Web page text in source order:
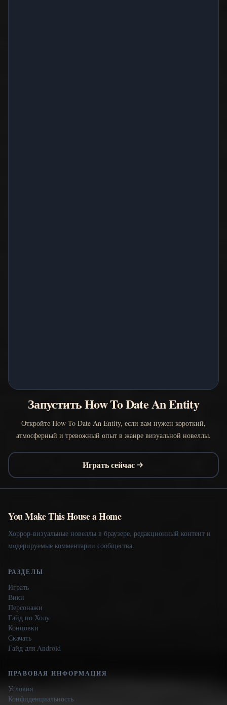
Запустить How To Date An Entity
Откройте How To Date An Entity, если вам нужен короткий,
атмосферный и тревожный опыт в жанре визуальной новеллы.
Играть сейчас
You Make This House a Home
Хоррор-визуальные новеллы в браузере, редакционный контент и
модерируемые комментарии сообщества.
РАЗДЕЛЫ
Играть
Вики
Персонажи
Гайд по Холу
Концовки
Скачать
Гайд для Android
ПРАВОВАЯ ИНФОРМАЦИЯ
Условия
Конфиденциальность